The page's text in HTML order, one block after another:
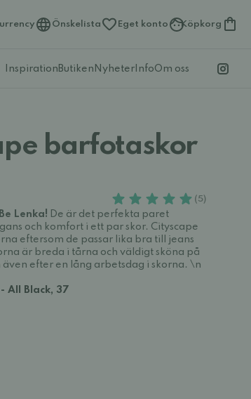
Önskelista Eget konto Köpkorg
Inspiration Butiken Nyheter InfoOm oss
barfotaskor
(5)
Lenka! De är det perfekta paret
och komfort i ett par skor. Cityscape
eftersom de passar lika bra till jeans
är breda i tårna och väldigt sköna på
efter en lång arbetsdag i skorna. \n
All Black, 37